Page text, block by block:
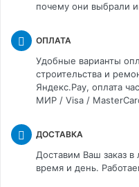
почему они выбрали
ОПЛАТА
Удобные варианты
строительства и
Яндекс.Pay, оплата
МИР / Visa /
ДОСТАВКА
Доставим Ваш заказ
время и день.